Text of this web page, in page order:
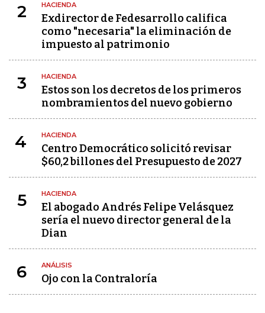
2 HACIENDA
Exdirector de Fedesarrollo califica
como "necesaria" la eliminación de
impuesto al patrimonio
3 HACIENDA
Estos son los decretos de los primeros
nombramientos del nuevo gobierno
4 HACIENDA
Centro Democrático solicitó revisar
$60,2 billones del Presupuesto de 2027
5 HACIENDA
El abogado Andrés Felipe Velásquez
sería el nuevo director general de la
Dian
6 ANÁLISIS
Ojo con la Contraloría